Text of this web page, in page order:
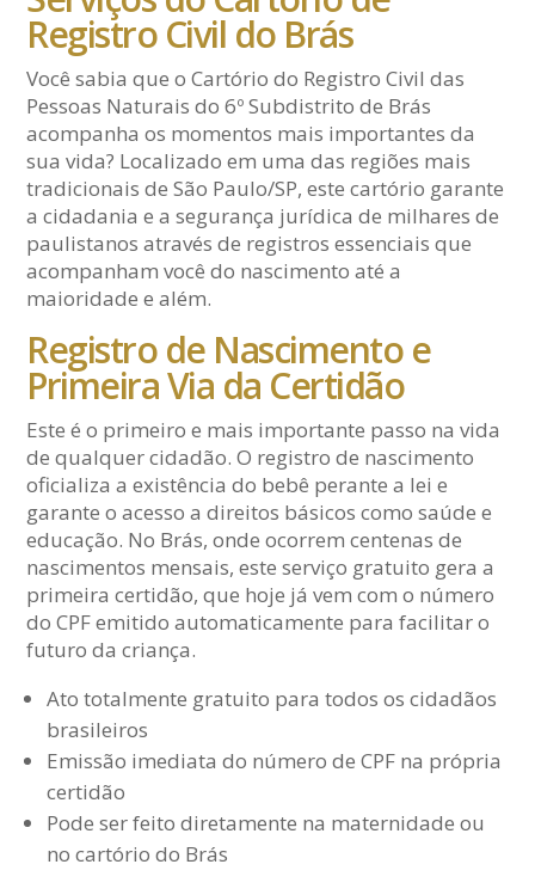
Registro Civil do Brás
Você sabia que o Cartório do Registro Civil das
Pessoas Naturais do 6º Subdistrito de Brás
acompanha os momentos mais importantes da
sua vida? Localizado em uma das regiões mais
tradicionais de São Paulo/SP, este cartório garante
a cidadania e a segurança jurídica de milhares de
paulistanos através de registros essenciais que
acompanham você do nascimento até a
maioridade e além.
Registro de Nascimento e
Primeira Via da Certidão
Este é o primeiro e mais importante passo na vida
de qualquer cidadão. O registro de nascimento
oficializa a existência do bebê perante a lei e
garante o acesso a direitos básicos como saúde e
educação. No Brás, onde ocorrem centenas de
nascimentos mensais, este serviço gratuito gera a
primeira certidão, que hoje já vem com o número
do CPF emitido automaticamente para facilitar o
futuro da criança.
Ato totalmente gratuito para todos os cidadãos
brasileiros
Emissão imediata do número de CPF na própria
certidão
Pode ser feito diretamente na maternidade ou
no cartório do Brás